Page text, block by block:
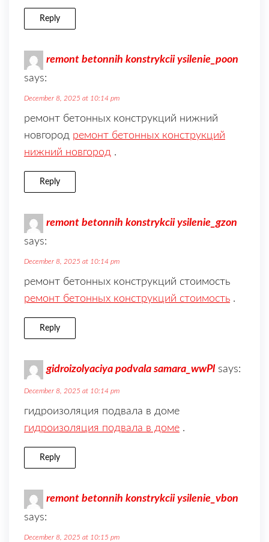
Reply
remont betonnih konstrykcii ysilenie_poon
says:
December 8, 2025 at 10:14 pm
ремонт бетонных конструкций нижний
новгород ремонт бетонных конструкций
нижний новгород .
Reply
remont betonnih konstrykcii ysilenie_gzon
says:
December 8, 2025 at 10:14 pm
ремонт бетонных конструкций стоимость
ремонт бетонных конструкций стоимость .
Reply
gidroizolyaciya podvala samara_wwPl says:
December 8, 2025 at 10:14 pm
гидроизоляция подвала в домe
гидроизоляция подвала в домe .
Reply
remont betonnih konstrykcii ysilenie_vbon
says:
December 8, 2025 at 10:15 pm